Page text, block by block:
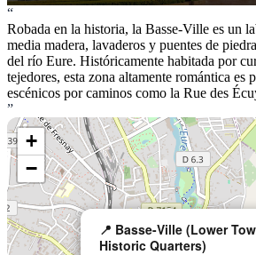
“
Robada en la historia, la Basse-Ville es un
media madera, lavaderos y puentes de
del río Eure. Históricamente habitada por
tejedores, esta zona altamente romántica es
escénicos por caminos como la Rue des
”
📍 Basse-Ville (Lower
Historic Quarters)
+
−